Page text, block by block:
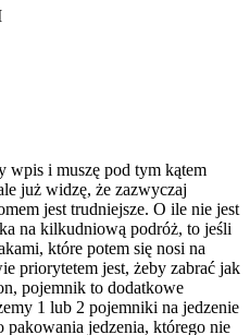
wpis i muszę pod tym kątem
już widzę, że zazwyczaj
jest trudniejsze. O ile nie jest
na kilkudniową podróż, to jeśli
które potem się nosi na
priorytetem jest, żeby zabrać jak
pojemnik to dodatkowe
1 lub 2 pojemniki na jedzenie
jedzenia, którego nie